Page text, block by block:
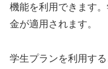
機能を利用できます
金が適用されます。
学生プランを利用す